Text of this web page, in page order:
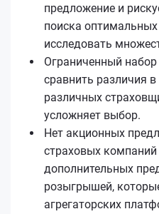
предложение и
поиска оптимальных
исследовать
Ограниченный
сравнить различия
различных
усложняет выбор.
Нет акционных
страховых
дополнительных
розыгрышей,
агрегаторских